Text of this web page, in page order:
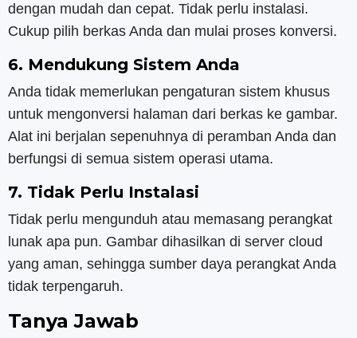
dengan mudah dan cepat. Tidak perlu instalasi.
Cukup pilih berkas Anda dan mulai proses konversi.
6. Mendukung Sistem Anda
Anda tidak memerlukan pengaturan sistem khusus
untuk mengonversi halaman dari berkas ke gambar.
Alat ini berjalan sepenuhnya di peramban Anda dan
berfungsi di semua sistem operasi utama.
7. Tidak Perlu Instalasi
Tidak perlu mengunduh atau memasang perangkat
lunak apa pun. Gambar dihasilkan di server cloud
yang aman, sehingga sumber daya perangkat Anda
tidak terpengaruh.
Tanya Jawab